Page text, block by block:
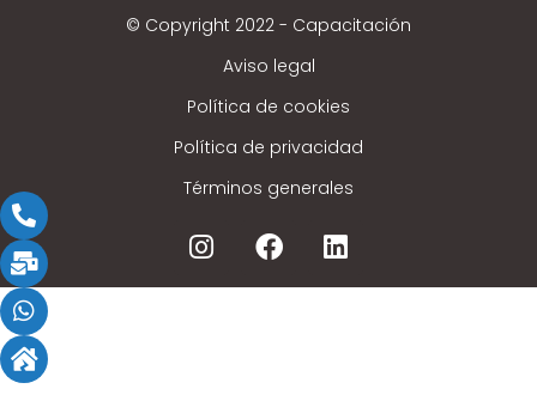
© Copyright 2022 - Capacitación
Aviso legal
Política de cookies
Política de privacidad
Términos generales